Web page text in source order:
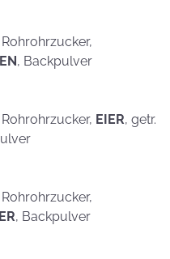
Rohrohrzucker,
, Backpulver
Rohrohrzucker, EIER, getr.
Rohrohrzucker,
, Backpulver